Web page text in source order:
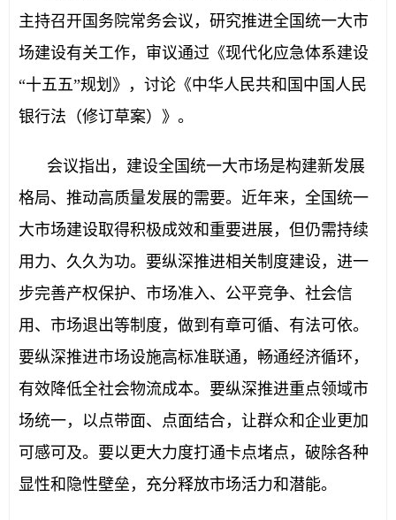
主持召开国务院常务会议，研究推进全国统一大市
场建设有关工作，审议通过《现代化应急体系建设
“十五五”规划》，讨论《中华人民共和国中国人民
银行法（修订草案）》。
会议指出，建设全国统一大市场是构建新发展
格局、推动高质量发展的需要。近年来，全国统一
大市场建设取得积极成效和重要进展，但仍需持续
用力、久久为功。要纵深推进相关制度建设，进一
步完善产权保护、市场准入、公平竞争、社会信
用、市场退出等制度，做到有章可循、有法可依。
要纵深推进市场设施高标准联通，畅通经济循环，
有效降低全社会物流成本。要纵深推进重点领域市
场统一，以点带面、点面结合，让群众和企业更加
可感可及。要以更大力度打通卡点堵点，破除各种
显性和隐性壁垒，充分释放市场活力和潜能。